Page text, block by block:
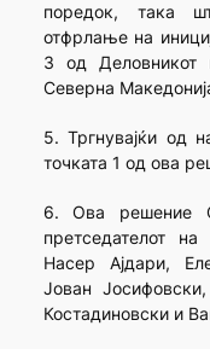
поредок, така
отфрлање на
3 од Деловникот
Северна
5. Тргнувајќи од
точката 1 од ова
6. Ова решение
претседателот
Насер Ајдари,
Јован
Костадиновски и